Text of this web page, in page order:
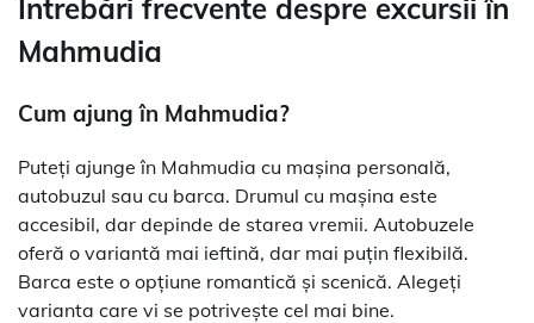
Întrebări frecvente despre excursii în
Mahmudia
Cum ajung în Mahmudia?
Puteți ajunge în Mahmudia cu mașina personală,
autobuzul sau cu barca. Drumul cu mașina este
accesibil, dar depinde de starea vremii. Autobuzele
oferă o variantă mai ieftină, dar mai puțin flexibilă.
Barca este o opțiune romantică și scenică. Alegeți
varianta care vi se potrivește cel mai bine.